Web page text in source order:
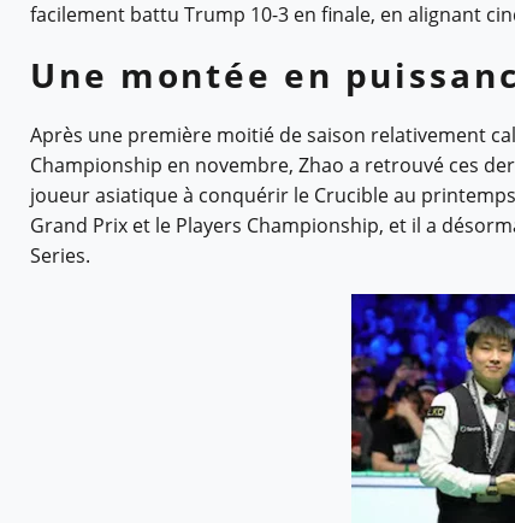
facilement battu Trump 10-3 en finale, en alignant
Une montée en
Après une première moitié de saison relativement
Championship en novembre, Zhao a retrouvé ces
joueur asiatique à conquérir le Crucible au
Grand Prix et le Players Championship, et il a
Series.